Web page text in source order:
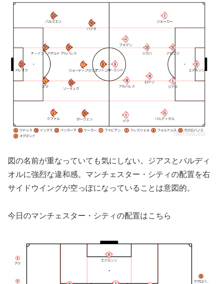
図の名前が重なっていても気にしない。ジアスとバルディ
オルに強烈な違和感。マンチェスター・シティの配置を右
サイドウイングが空っぽになっていることは意図的。
今日のマンチェスター・シティの配置はこちら